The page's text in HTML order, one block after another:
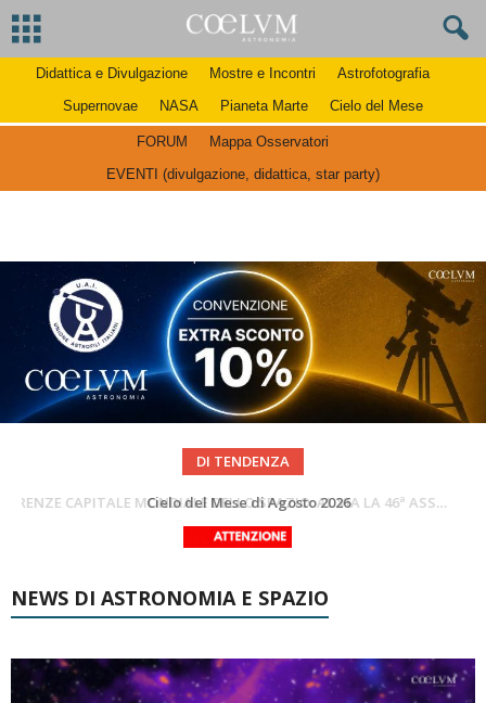
Didattica e Divulgazione Mostre e Incontri
Astrofotografia
Supernovae
NASA Pianeta Marte Cielo del Mese
FORUM
Mappa Osservatori
EVENTI (divulgazione, didattica, star party)
DI TENDENZA
Cielo del Mese di Agosto 2026
SUPERNOVAE aggiornamenti del mese – Agosto 2026
NEWS DI ASTRONOMIA E SPAZIO